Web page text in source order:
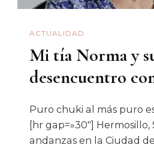
ACTUALIDAD
Mi tía Norma y
desencuentro
Puro chuki al más puro
[hr gap=»30″] Hermosillo,
andanzas en la Ciudad